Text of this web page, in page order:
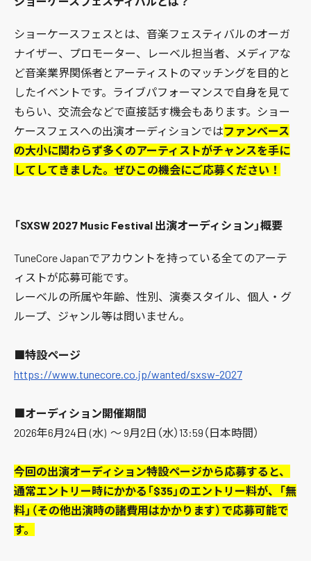
ショーケースフェスとは、音楽フェスティバルのオーガ
ナイザー、プロモーター、レーベル担当者、メディアな
ど音楽業界関係者とアーティストのマッチングを目的と
したイベントです。ライブパフォーマンスで自身を見て
もらい、交流会などで直接話す機会もあります。ショー
ケースフェスへの出演オーディションではファンベース
の大小に関わらず多くのアーティストがチャンスを手に
してしてきました。ぜひこの機会にご応募ください！
「SXSW 2027 Music Festival 出演オーディション」概要
TuneCore Japanでアカウントを持っている全てのアーテ
ィストが応募可能です。
レーベルの所属や年齢、性別、演奏スタイル、個人・グ
ループ、ジャンル等は問いません。
■特設ページ
https://www.tunecore.co.jp/wanted/sxsw-2027
■オーディション開催期間
2026年6月24日 (水) 〜 9月2日（水）13:59（日本時間）
今回の出演オーディション特設ページから応募すると、
通常エントリー時にかかる「$35」のエントリー料が、「無
料」（その他出演時の諸費用はかかります）で応募可能で
す。